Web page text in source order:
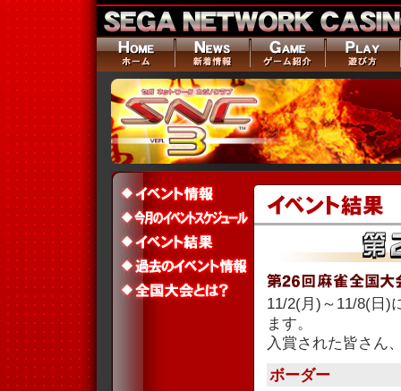
11/2(月)～11/8(日)
ます。
入賞された皆さん
ボーダー